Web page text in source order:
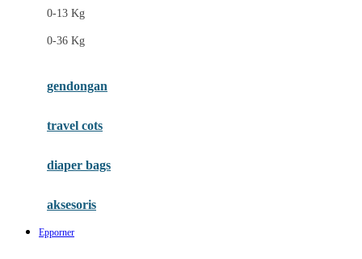
Felt So Sweet
Fisher Price
Gb
0-13 Kg
0-36 Kg
gendongan
travel cots
diaper bags
aksesoris
Epporner